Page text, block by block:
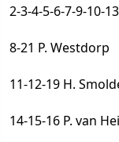
2-3-4-5-6-7-9-10-
8-21 P. Westdorp
11-12-19 H.
14-15-16 P. van